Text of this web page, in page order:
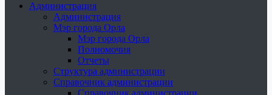
Администрация
Администрация
Мэр города Орла
Мэр города Орла
Полномочия
Отчеты
Структура администрации
Справочник администрации
Справочник администрации